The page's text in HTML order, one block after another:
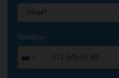
Телефон*
Russia
+7